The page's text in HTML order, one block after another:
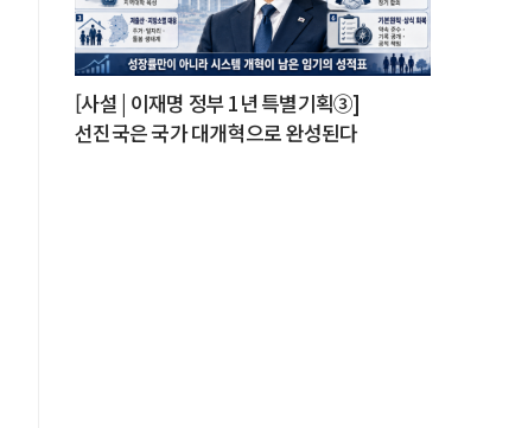
[사설 | 이재명 정부 1년 특별기획③]
선진국은 국가 대개혁으로 완성된다